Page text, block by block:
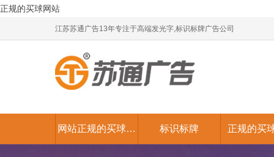
正规的买球网站
江苏苏通广告13年专注于高端发光字,标识标牌广告公司
网站正规的买球网 标识标牌 正规的买